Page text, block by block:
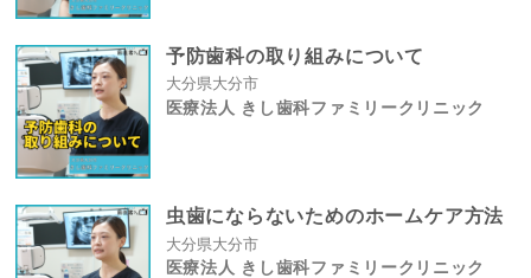
予防歯科の取り組みについて
大分県大分市
医療法人 きし歯科ファミリークリニック
虫歯にならないためのホームケア方法
大分県大分市
医療法人 きし歯科ファミリークリニック